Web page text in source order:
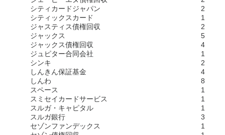
シティカードジャパン
2
シティックスカード
1
ジャスティス債権回収
2
ジャックス
5
ジャックス債権回収
4
ジュピター合同会社
1
シンキ
2
しんきん保証基金
4
しんわ
8
スペース
1
スミセイカードサービス
1
スルガ・キャピタル
1
スルガ銀行
3
セゾンファンデックス
1